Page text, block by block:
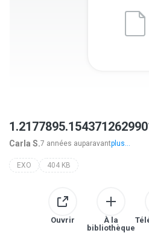
Carla S.7 années auparavantplus...
EXO 404 KB
Ouvrir
À la
bibliothèque